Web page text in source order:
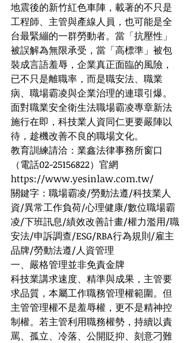
地震後的新竹紅色車陣，載著的不只是
工程師、主管與產線人員，也可能是全
台最緊繃的一群勞動者。當「抗壓性」
被誤解為無限承受，當「高標準」被包
裝成言語羞辱，企業真正面臨的風險，
已不只是離職率，而是職安法、職業
病、職場霸凌與企業治理的連環引爆。
面對職業安全衛生法職場霸凌專章新法
施行在即，科技業人資同仁更要嚴陣以
待，趁機改善不良的職場文化。
教育訓練請洽：業鑫法律事務所窗口
（電話02-25156822）官網
https://www.yesinlaw.com.tw/
關鍵字：職場霸凌/勞動法遵/科技業人
資/異常工作負荷/心理健康/數位職場霸
凌/下班訊息/績效改善計畫/權力濫用/職
安法/申訴調查/ESG/RBA行為規則/雇主
品牌/勞動法遵/人資管理
一、嚴格管理並非免責金牌
科技業講求速度、精準與成果，主管要
求品質，本屬工作職務管理權範圍。但
主管管理權不是羞辱權，更不是精神控
制權。若主管利用職務權勢，持續以責
罵、孤立、冷落、公開貶抑、刻意刁難